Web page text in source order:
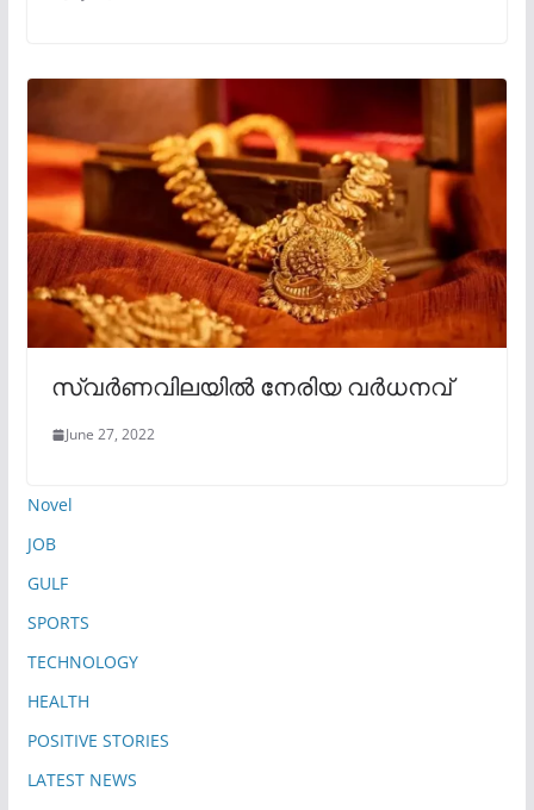
സ്വർണവിലയിൽ നേരിയ വർധനവ്
June 27, 2022
Novel
JOB
GULF
SPORTS
TECHNOLOGY
HEALTH
POSITIVE STORIES
LATEST NEWS